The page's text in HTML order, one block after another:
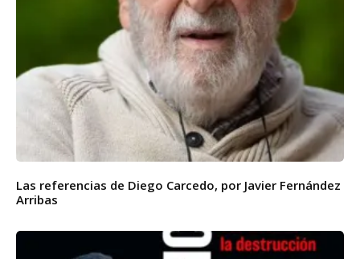
Las referencias de Diego Carcedo, por Javier Fernández
Arribas